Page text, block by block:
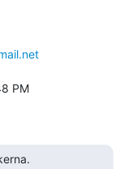
PM